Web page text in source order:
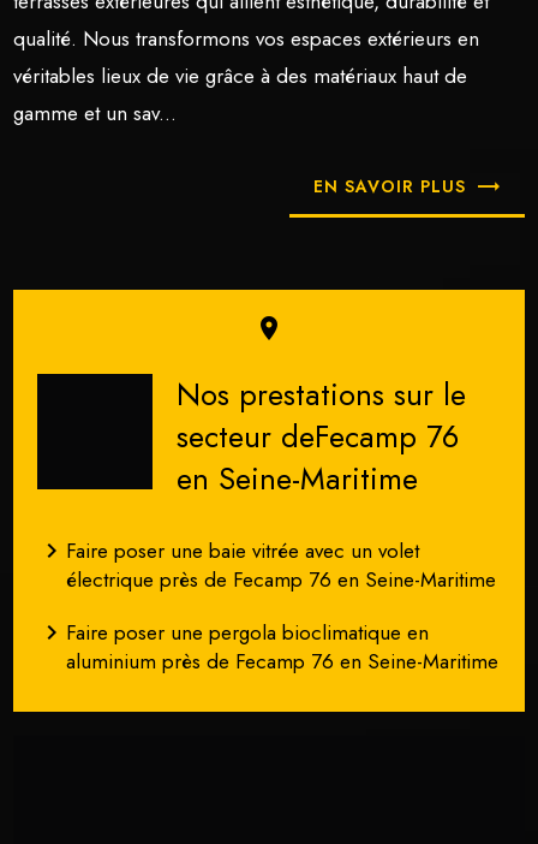
qualité. Nous transformons vos espaces extérieurs en
véritables lieux de vie grâce à des matériaux haut de
gamme et un sav...
EN SAVOIR PLUS
place
Nos prestations sur le
secteur deFecamp 76
en Seine-Maritime
navigate_next Faire poser une baie vitrée avec un volet
électrique près de Fecamp 76 en Seine-Maritime
navigate_next Faire poser une pergola bioclimatique en
aluminium près de Fecamp 76 en Seine-Maritime